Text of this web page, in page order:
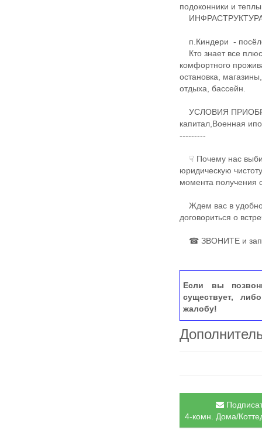
подоконники и
п.Киндери -
Кто знает все
комфортного
остановка,
отдыха, бассейн.
​​​​УСЛОВИЯ
капитал,Военная
---------
☟ Почему нас
юридическую
момента получения
Ждем вас в
договориться о
☎ ЗВОНИТЕ и
Если вы
существует,
жалобу!
4-комн. Дома/